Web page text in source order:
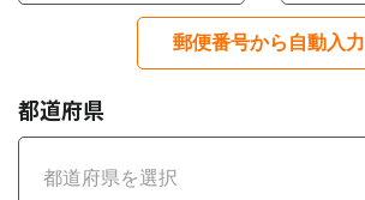
郵便番号から自動入力
都道府県